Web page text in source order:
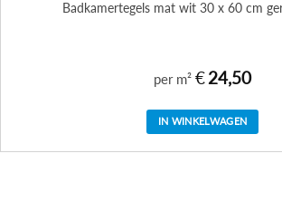
Badkamertegels mat wit 30 x 60 cm
per m² €24,50
IN WINKELWAGEN